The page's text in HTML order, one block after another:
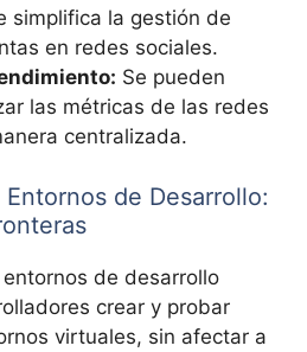
simplifica la gestión de
en redes sociales.
Se pueden
las métricas de las redes
centralizada.
de Desarrollo:
de desarrollo
crear y probar
virtuales, sin afectar a